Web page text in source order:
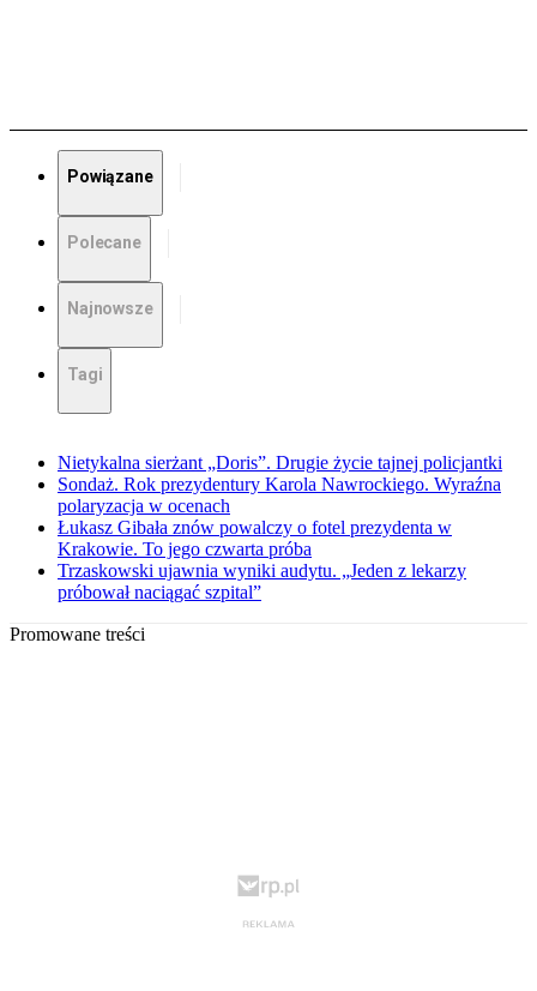
Powiązane
Polecane
Najnowsze
Tagi
Nietykalna sierżant „Doris”. Drugie życie tajnej policjantki
Sondaż. Rok prezydentury Karola Nawrockiego. Wyraźna
polaryzacja w ocenach
Łukasz Gibała znów powalczy o fotel prezydenta w
Krakowie. To jego czwarta próba
Trzaskowski ujawnia wyniki audytu. „Jeden z lekarzy
próbował naciągać szpital”
Promowane treści